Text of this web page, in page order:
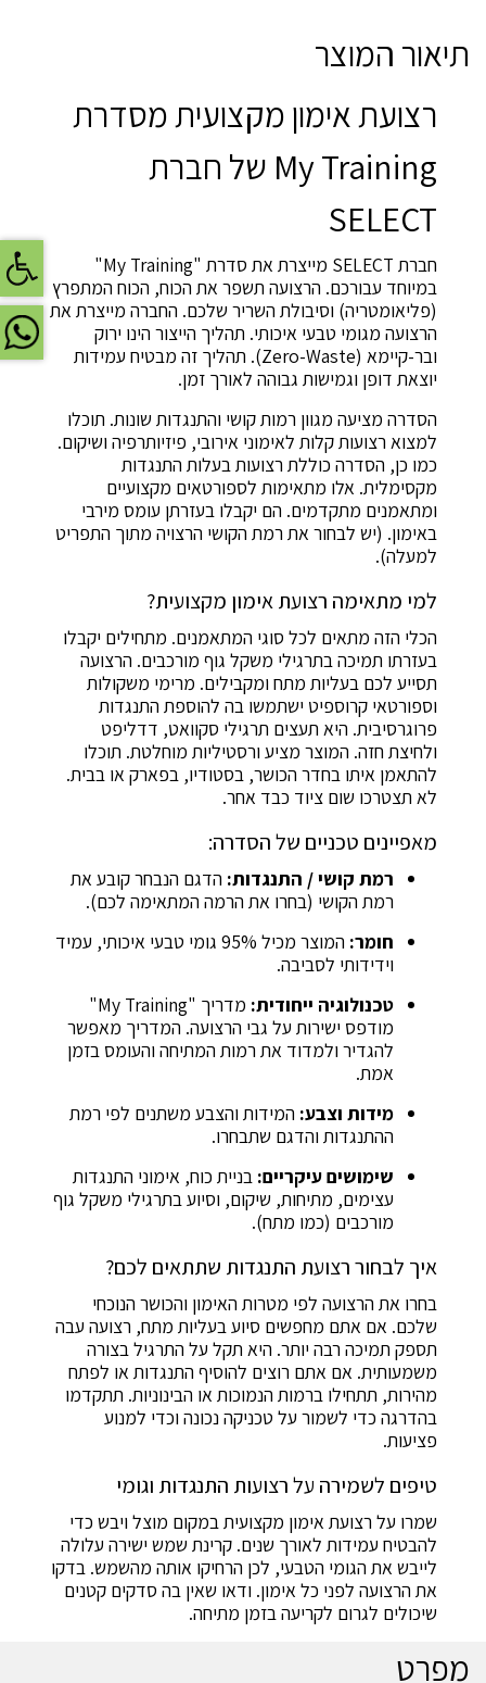
תיאור המוצר
רצועת אימון מקצועית מסדרת
My Training של חברת
SELECT
חברת SELECT מייצרת את סדרת "My Training"
במיוחד עבורכם. הרצועה תשפר את הכוח, הכוח המתפרץ
(פליאומטריה) וסיבולת השריר שלכם. החברה מייצרת את
הרצועה מגומי טבעי איכותי. תהליך הייצור הינו ירוק
ובר-קיימא (Zero-Waste). תהליך זה מבטיח עמידות
יוצאת דופן וגמישות גבוהה לאורך זמן.
הסדרה מציעה מגוון רמות קושי והתנגדות שונות. תוכלו
למצוא רצועות קלות לאימוני אירובי, פיזיותרפיה ושיקום.
כמו כן, הסדרה כוללת רצועות בעלות התנגדות
מקסימלית. אלו מתאימות לספורטאים מקצועיים
ומתאמנים מתקדמים. הם יקבלו בעזרתן עומס מירבי
באימון. (יש לבחור את רמת הקושי הרצויה מתוך התפריט
למעלה).
למי מתאימה רצועת אימון מקצועית?
הכלי הזה מתאים לכל סוגי המתאמנים. מתחילים יקבלו
בעזרתו תמיכה בתרגילי משקל גוף מורכבים. הרצועה
תסייע לכם בעליות מתח ומקבילים. מרימי משקולות
וספורטאי קרוספיט ישתמשו בה להוספת התנגדות
פרוגרסיבית. היא תעצים תרגילי סקוואט, דדליפט
ולחיצת חזה. המוצר מציע ורסטיליות מוחלטת. תוכלו
להתאמן איתו בחדר הכושר, בסטודיו, בפארק או בבית.
לא תצטרכו שום ציוד כבד אחר.
מאפיינים טכניים של הסדרה:
רמת קושי / התנגדות: הדגם הנבחר קובע את
רמת הקושי (בחרו את הרמה המתאימה לכם).
חומר:
המוצר מכיל 95% גומי טבעי איכותי, עמיד
וידידותי לסביבה.
טכנולוגיה ייחודית:
מדריך "My Training"
מודפס ישירות על גבי הרצועה. המדריך מאפשר
להגדיר ולמדוד את רמות המתיחה והעומס בזמן
אמת.
מידות וצבע: המידות והצבע משתנים לפי רמת
ההתנגדות והדגם שתבחרו.
שימושים עיקריים: בניית כוח, אימוני התנגדות
עצימים, מתיחות, שיקום, וסיוע בתרגילי משקל גוף
מורכבים (כמו מתח).
איך לבחור רצועת התנגדות שתתאים לכם?
בחרו את הרצועה לפי מטרות האימון והכושר הנוכחי
שלכם. אם אתם מחפשים סיוע בעליות מתח, רצועה עבה
תספק תמיכה רבה יותר. היא תקל על התרגיל בצורה
משמעותית. אם אתם רוצים להוסיף התנגדות או לפתח
מהירות, תתחילו ברמות הנמוכות או הבינוניות. תתקדמו
בהדרגה כדי לשמור על טכניקה נכונה וכדי למנוע
פציעות.
טיפים לשמירה על רצועות התנגדות וגומי
שמרו על רצועת אימון מקצועית במקום מוצל ויבש כדי
להבטיח עמידות לאורך שנים. קרינת שמש ישירה עלולה
לייבש את הגומי הטבעי, לכן הרחיקו אותה מהשמש. בדקו
את הרצועה לפני כל אימון. ודאו שאין בה סדקים קטנים
שיכולים לגרום לקריעה בזמן מתיחה.
מפרט